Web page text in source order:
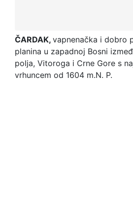
ČARDAK, vapnenačka i dobro
planina u zapadnoj Bosni
polja, Vitoroga i Crne Gore s
vrhuncem od 1604 m.N. P.